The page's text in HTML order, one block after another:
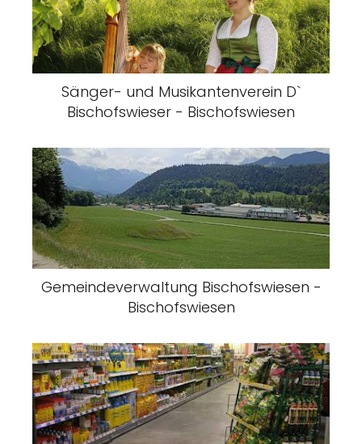
Sänger- und Musikantenverein D`
Bischofswieser - Bischofswiesen
Gemeindeverwaltung Bischofswiesen -
Bischofswiesen